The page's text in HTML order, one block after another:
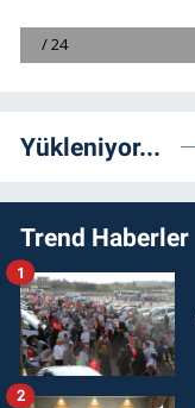
Yükleniyor...
Trend Haberler
1
2